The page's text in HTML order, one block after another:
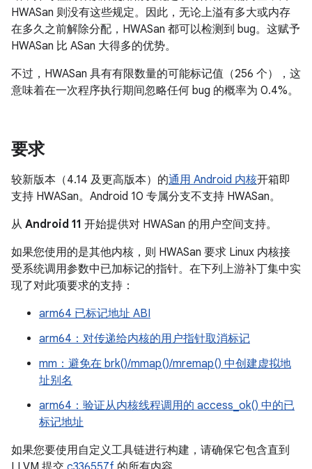
HWASan 则没有这些规定。因此，无论上溢有多大或内存
在多久之前解除分配，HWASan 都可以检测到 bug。这赋予
HWASan 比 ASan 大得多的优势。
不过，HWASan 具有有限数量的可能标记值（256 个），这
意味着在一次程序执行期间忽略任何 bug 的概率为 0.4%。
要求
较新版本（4.14 及更高版本）的通用 Android 内核开箱即
支持 HWASan。Android 10 专属分支不支持 HWASan。
从 Android 11 开始提供对 HWASan 的用户空间支持。
如果您使用的是其他内核，则 HWASan 要求 Linux 内核接
受系统调用参数中已加标记的指针。在下列上游补丁集中实
现了对此项要求的支持：
arm64 已标记地址 ABI
arm64：对传递给内核的用户指针取消标记
mm：避免在 brk()/mmap()/mremap() 中创建虚拟地
址别名
arm64：验证从内核线程调用的 access_ok() 中的已
标记地址
如果您要使用自定义工具链进行构建，请确保它包含直到